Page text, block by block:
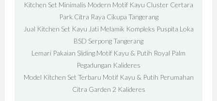
Kitchen Set Minimalis Modern Motif Kayu Cluster Certara
Park Citra Raya Cikupa Tangerang
Jual Kitchen Set Kayu Jati Melamik Kompleks Puspita Loka
BSD Serpong Tangerang
Lemari Pakaian Sliding Motif Kayu & Putih Royal Palm
Pegadungan Kalideres
Model Kitchen Set Terbaru Motif Kayu & Putih Perumahan
Citra Garden 2 Kalideres